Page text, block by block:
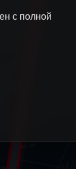
с полной